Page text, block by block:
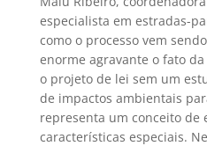
especialista em estradas-
como o processo vem
enorme agravante o fato
o projeto de lei sem um
de impactos ambientais
representa um conceito de
características especiais.